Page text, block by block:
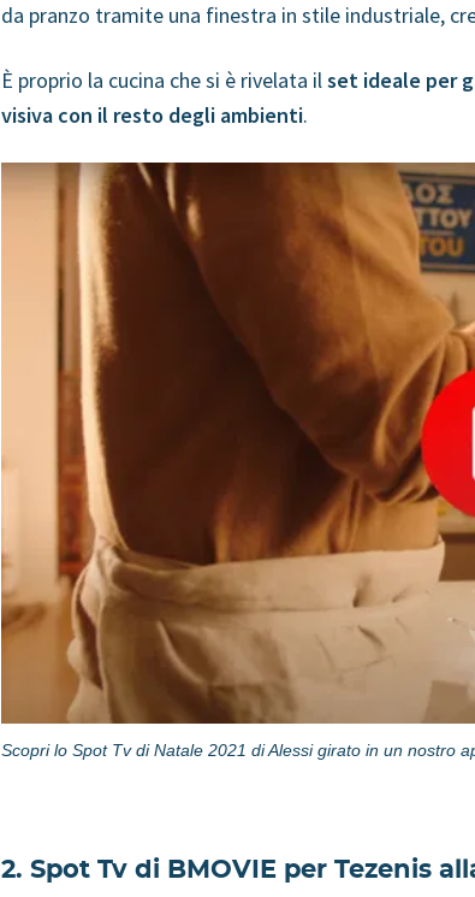
da pranzo tramite una finestra in stile industriale,
È proprio la cucina che si è rivelata ilset ideale per
visiva con il resto degli ambienti.
Scopri lo Spot Tv di Natale 2021 di Alessi girato in un nostro
2. Spot Tv di BMOVIE per Tezenis